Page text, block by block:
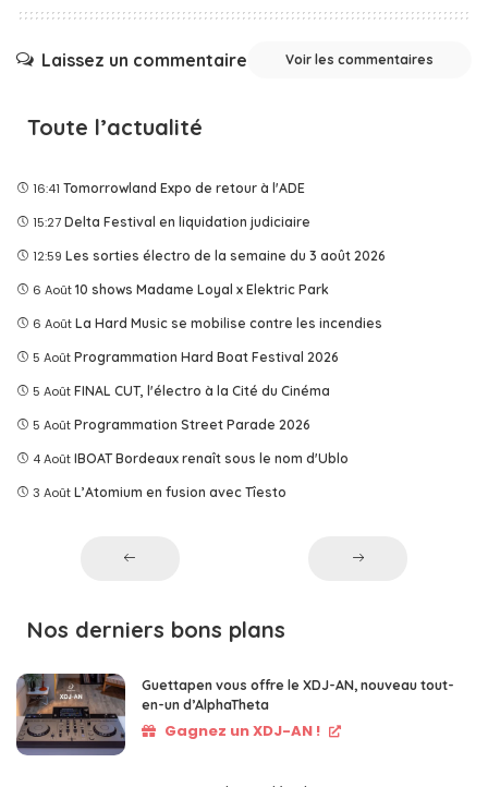
Laissez un commentaire Voir les commentaires
Toute l’actualité
16:41 Tomorrowland Expo de retour à l'ADE
15:27 Delta Festival en liquidation judiciaire
12:59 Les sorties électro de la semaine du 3 août 2026
6 Août 10 shows Madame Loyal x Elektric Park
6 Août La Hard Music se mobilise contre les incendies
5 Août Programmation Hard Boat Festival 2026
5 Août FINAL CUT, l'électro à la Cité du Cinéma
5 Août Programmation Street Parade 2026
4 Août IBOAT Bordeaux renaît sous le nom d'Ublo
3 Août L’Atomium en fusion avec Tîesto
Nos derniers bons plans
Guettapen vous offre le XDJ-AN, nouveau tout-
en-un d’AlphaTheta
Gagnez un XDJ-AN !